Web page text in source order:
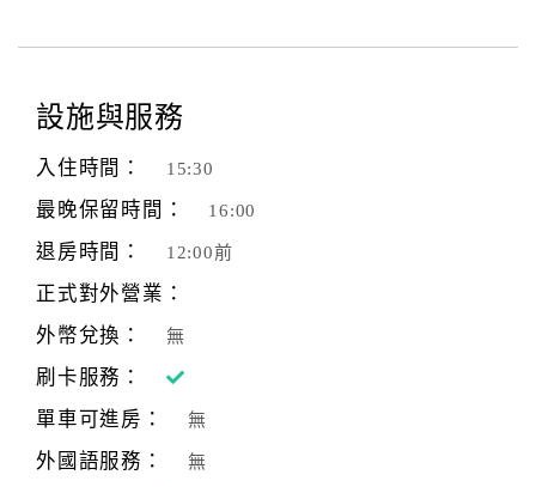
設施與服務
入住時間： 15:30
最晚保留時間： 16:00
退房時間： 12:00前
正式對外營業：
外幣兌換：
無
刷卡服務：
單車可進房：
無
外國語服務： 無